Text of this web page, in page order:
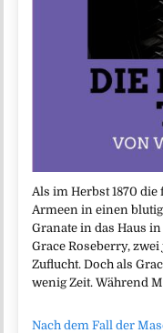
Als im Herbst 1870
Armeen in einen
Granate in das Haus
Grace Roseberry,
Zuflucht. Doch als
wenig Zeit. Während
Nach dem Fall der